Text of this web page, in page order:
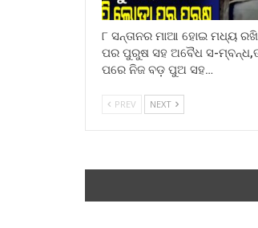
୮ ସନ୍ତାନର ମାଆ ହୋଇ ମଧ୍ୟ
ପର ପୁରୁଷ ସହ ଅବୈଧ ସ-
ପରେ ନିଜ ବଡ଼ ପୁଅ ସହ…
PREV NEXT